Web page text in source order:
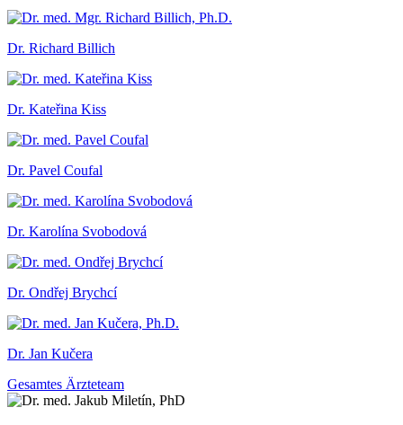
Dr. Richard Billich
Dr. Kateřina Kiss
Dr. Pavel Coufal
Dr. Karolína Svobodová
Dr. Ondřej Brychcí
Dr. Jan Kučera
Gesamtes Ärzteteam